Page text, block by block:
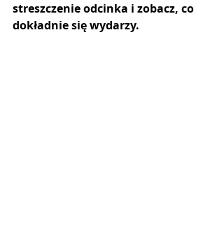
streszczenie odcinka i zobacz, co
dokładnie się wydarzy.